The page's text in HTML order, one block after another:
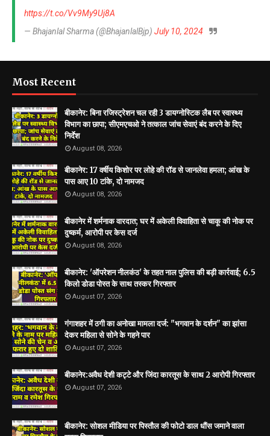
https://t.co/Vv9My9Uj8A
— Bhajanlal Sharma (@BhajanlalBjp) July 10, 2024
Most Recent
बीकानेर: बिना रजिस्ट्रेशन चल रही 3 डायग्नोस्टिक लैब पर स्वास्थ्य
विभाग का छापा; सीएमएचओ ने तत्काल जांच सेवाएं बंद करने के दिए
निर्देश
August 08, 2026
बीकानेर: 17 वर्षीय किशोर पर लोहे की रॉड से जानलेवा हमला; आंख के
पास आए 10 टांके, दो नामजद
August 08, 2026
बीकानेर में शर्मनाक वारदात; घर में अकेली विवाहिता से चाकू की नोक पर
दुष्कर्म, आरोपी पर केस दर्ज
August 08, 2026
बीकानेर: 'ऑपरेशन नीलकंठ' के तहत नाल पुलिस की बड़ी कार्रवाई; 6.5
किलो डोडा पोस्त के साथ तस्कर गिरफ्तार
August 07, 2026
गंगाशहर में ठगी का अनोखा मामला दर्ज: "भगवान के दर्शन" का झांसा
देकर महिला से सोने के गहने पार
August 07, 2026
बीकानेर:अवैध देशी कट्टे और जिंदा कारतूस के साथ 2 आरोपी गिरफ्तार
August 07, 2026
बीकानेर: सोशल मीडिया पर पिस्तौल की फोटो डाल धौंस जमाने वाला